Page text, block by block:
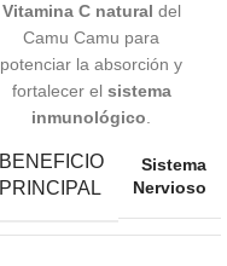
Vitamina C natural del
Camu Camu para
potenciar la absorción y
fortalecer el sistema
inmunológico
BENEFICIO
PRINCIPAL
Sistema
Nervioso